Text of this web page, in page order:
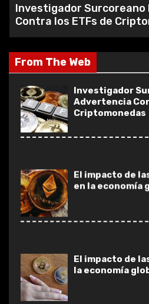
Investigador
Contra los ETFs de
From The Web
Investigador
Advertencia
Criptomonedas
El impacto de
en la economía
El impacto de
la economía
Reseña de
(Quintustrade) –